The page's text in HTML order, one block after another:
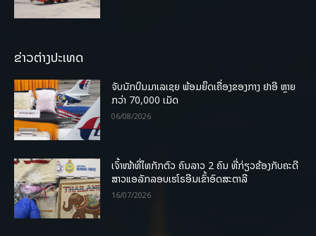
ຂ່າວຕ່າງປະເທດ
ຈັບນັກບິນມາເລເຊຍ ພ້ອມຍຶດເຄື່ອງຂອງກາງ ຢາອີ ຫຼາຍ
ກວ່າ 70,000 ເມັດ
06/08/2026
ເຈົ້າໜ້າທີ່ໄທກັກຕົວ ຄົນລາວ 2 ຄົນ ທີ່ກ່ຽວຂ້ອງກັບຄະດີ
ສາວແອລັກລອບເຮໂຣອີນເຂົ້າອົດສະຕາລີ
16/07/2026